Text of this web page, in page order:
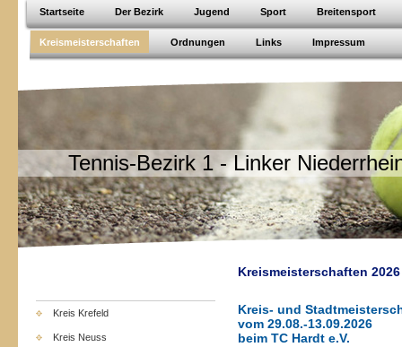
Startseite Der Bezirk Jugend Sport Breitensport
Kreismeisterschaften Ordnungen Links Impressum
Tennis-Bezirk 1 - Linker
Kreis Krefeld
Kreis Neuss
Kreismeisterschaften 2026
Kreis- und
vom 29.08.-13.09.2026
beim TC Hardt e.V.